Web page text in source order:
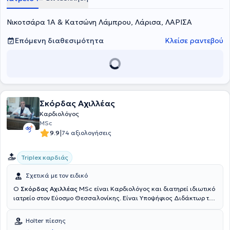
υπεύθυνη του παθολογικού τομέα σε ιδιωτικές κλινικές, ενώ
Νικοτσάρα 1Α & Κατσώνη Λάμπρου, Λάρισα, ΛΑΡΙΣΑ
Επόμενη διαθεσιμότητα
Κλείσε ραντεβού
Σκόρδας Αχιλλέας
Καρδιολόγος
MSc
9.9|74 αξιολογήσεις
Triplex καρδιάς
Σχετικά με τον ειδικό
Ο Σκόρδας Αχιλλέας MSc είναι Καρδιολόγος και διατηρεί ιδιωτικό
ιατρείο στον Εύοσμο Θεσσαλονίκης. Είναι Υποψήφιος Διδάκτωρ του
Διοίκηση Μονάδων Υγείας από το Ελληνικό Ανοικτό Πανεπιστήμιο.
Έχει ειδικευτεί στην Καρδιολογία σε Καρδιολογικές Κλινικές και
Holter πίεσης